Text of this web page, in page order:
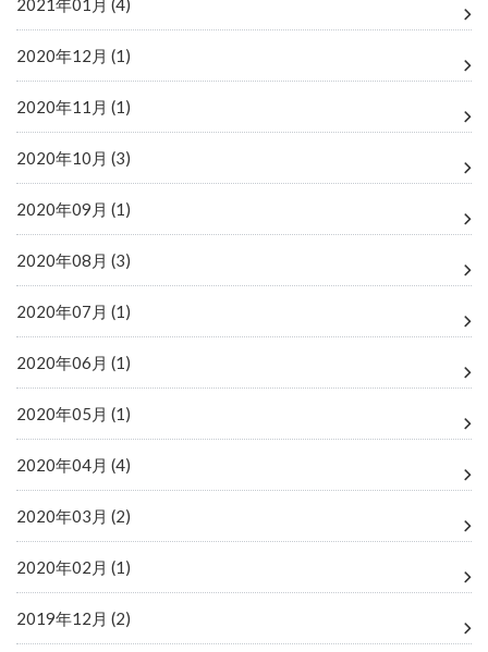
2021年01月 (4)
2020年12月 (1)
2020年11月 (1)
2020年10月 (3)
2020年09月 (1)
2020年08月 (3)
2020年07月 (1)
2020年06月 (1)
2020年05月 (1)
2020年04月 (4)
2020年03月 (2)
2020年02月 (1)
2019年12月 (2)